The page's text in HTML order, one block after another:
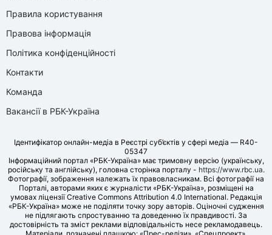
Правила користування
Правова інформація
Політика конфіденційності
Контакти
Команда
Вакансії в РБК-Україна
Ідентифікатор онлайн-медіа в Реєстрі суб’єктів у сфері медіа — R40-
05347
Інформаційний портал «РБК-Україна» має тримовну версію (українську,
російську та англійську), головна сторінка порталу - https://www.rbc.ua.
Фотографії, зображення належать їх правовласникам. Всі фотографії на
Порталі, авторами яких є журналісти «РБК-Україна», розміщені на
умовах ліцензії Creative Commons Attribution 4.0 International. Редакція
«РБК-Україна» може не поділяти точку зору авторів. Оціночні судження
не підлягають спростуванню та доведенню їх правдивості. За
достовірність та зміст реклами відповідальність несе рекламодавець.